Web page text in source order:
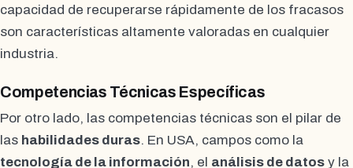
capacidad de recuperarse rápidamente de los fracasos
son características altamente valoradas en cualquier
industria.
Competencias Técnicas Específicas
Por otro lado, las competencias técnicas son el pilar de
las habilidades duras. En USA, campos como la
tecnología de la información, el análisis de datos y la